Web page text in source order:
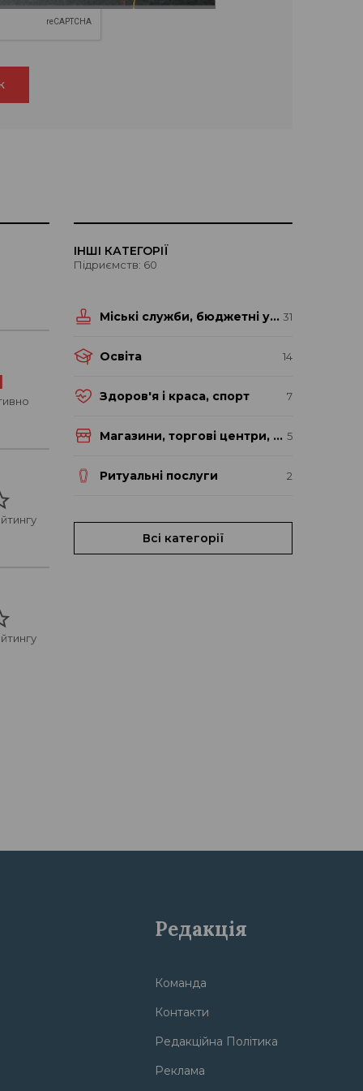
ІНШІ КАТЕГОРІЇ
Підриємств: 60
Міські служби, бюджетні установи 31
Освіта 14
Здоров'я і краса, спорт 7
Магазини, торгові центри, ринки 5
Ритуальні послуги 2
Всі категорії
Редакція
Команда
Контакти
Редакційна Політика
Реклама